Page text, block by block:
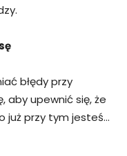
błędy przy
aby upewnić się, że
już przy tym jesteś…